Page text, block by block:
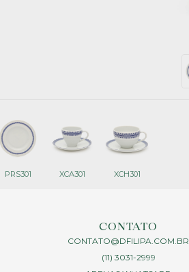
PRS301 XCA301 XCH301
CONTATO
CONTATO@DFILIPA.COM.BR
(11) 3031-2999